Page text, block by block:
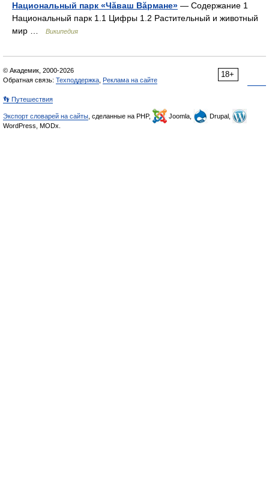
Национальный парк «Чăваш Вăрмане» — Содержание 1
Национальный парк 1.1 Цифры 1.2 Растительный и животный
мир …
Википедия
18+
© Академик, 2000-2026
Обратная связь: Техподдержка Реклама на сайте
👣 Путешествия
Экспорт словарей на сайты , сделанные на PHP, Joomla,
Drupal,
WordPress, MODx.